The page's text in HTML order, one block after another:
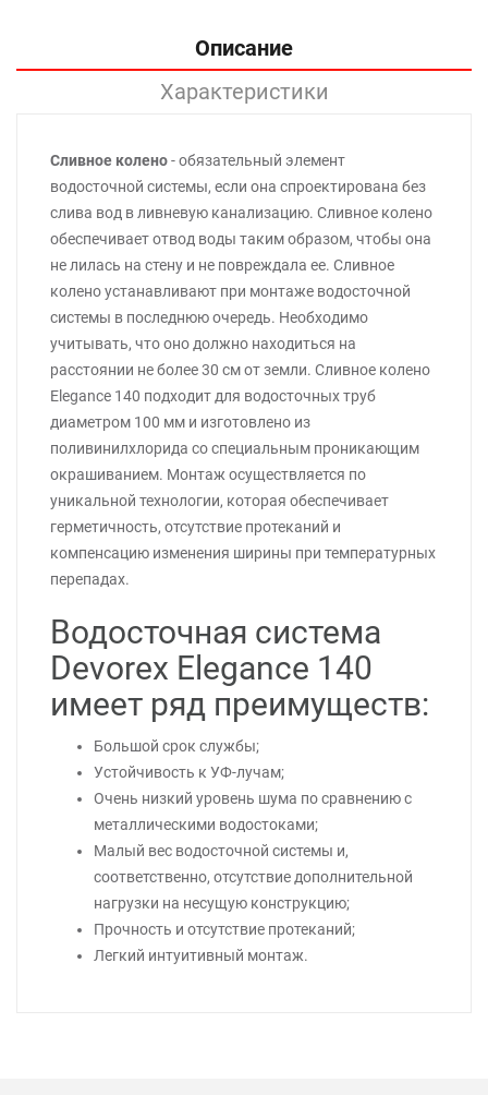
Описание
Характеристики
Сливное колено- обязательный элемент
водосточной системы, если она спроектирована без
слива вод в ливневую канализацию. Сливное колено
обеспечивает отвод воды таким образом, чтобы она
не лилась на стену и не повреждала ее. Сливное
колено устанавливают при монтаже водосточной
системы в последнюю очередь. Необходимо
учитывать, что оно должно находиться на
расстоянии не более 30 см от земли. Сливное колено
Elegance 140 подходит для водосточных труб
диаметром 100 мм и изготовлено из
поливинилхлорида со специальным проникающим
окрашиванием. Монтаж осуществляется по
уникальной технологии, которая обеспечивает
герметичность, отсутствие протеканий и
компенсацию изменения ширины при температурных
перепадах.
Водосточная система
Devorex Elegance 140
имеет ряд преимуществ:
Большой срок службы;
Устойчивость к УФ-лучам;
Очень низкий уровень шума по сравнению с
металлическими водостоками;
Малый вес водосточной системы и,
соответственно, отсутствие дополнительной
нагрузки на несущую конструкцию;
Прочность и отсутствие протеканий;
Легкий интуитивный монтаж.